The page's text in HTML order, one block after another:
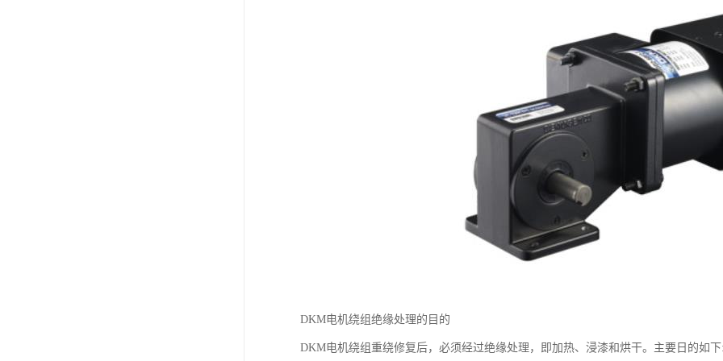
DKM电机绕组绝缘处理的目的
DKM电机绕组重绕修复后，必须经过绝缘处理，即加热、浸漆和烘干。主要日的如